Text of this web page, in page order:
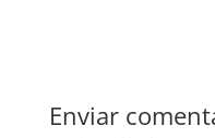
Enviar